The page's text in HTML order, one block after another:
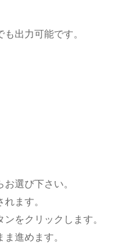
出力可能です。
選び下さい。
ます。
をクリックします。
進めます。